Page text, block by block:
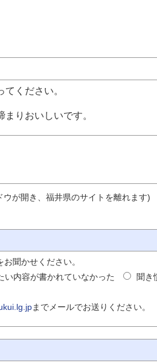
ください。
りおいしいです。
ウが開き、福井県のサイトを離れます)
聞かせください。
い内容が書かれていなかった
聞き
までメールでお送りください。